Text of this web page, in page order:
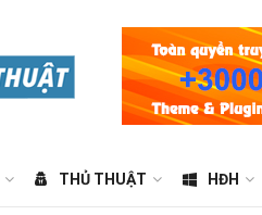
THỦ THUẬT HĐH